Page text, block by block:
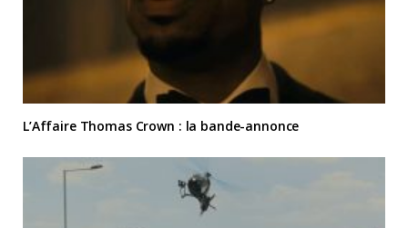
L’Affaire Thomas Crown : la bande-annonce